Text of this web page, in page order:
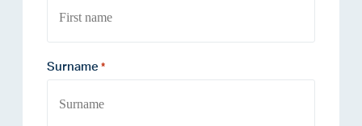
Surname *